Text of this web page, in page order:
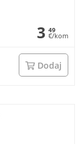
3 49
€/kom
Dodaj